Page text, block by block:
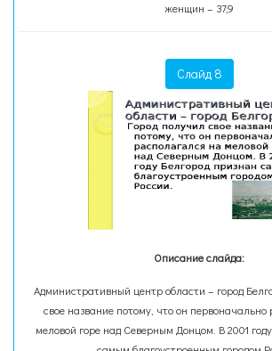
женщин – 37,9
Слайд 8
Описание слайда:
Административный центр области – город
свое название потому, что он первоначально
меловой горе над Северным Донцом. В 2001